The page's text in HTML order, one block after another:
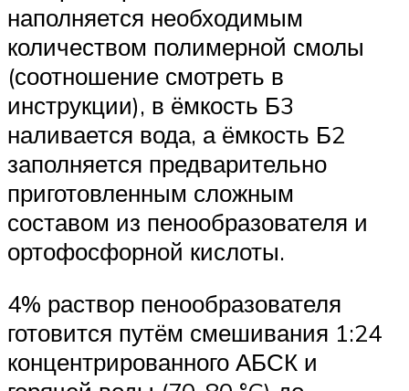
наполняется необходимым
количеством полимерной смолы
(соотношение смотреть в
инструкции), в ёмкость Б3
наливается вода, а ёмкость Б2
заполняется предварительно
приготовленным сложным
составом из пенообразователя и
ортофосфорной кислоты.
4% раствор пенообразователя
готовится путём смешивания 1:24
концентрированного АБСК и